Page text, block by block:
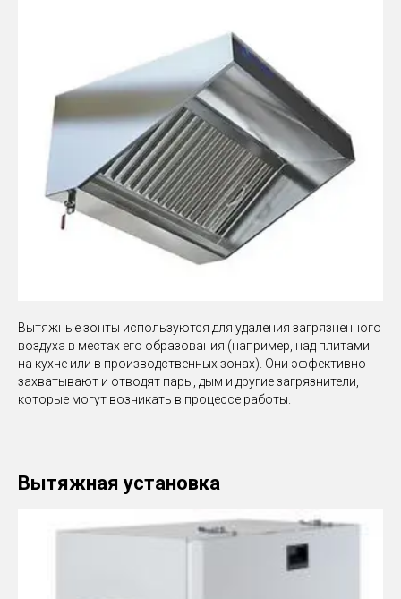
Вытяжные зонты используются для удаления загрязненного
воздуха в местах его образования (например, над плитами
на кухне или в производственных зонах). Они эффективно
захватывают и отводят пары, дым и другие загрязнители,
которые могут возникать в процессе работы.
Вытяжная установка